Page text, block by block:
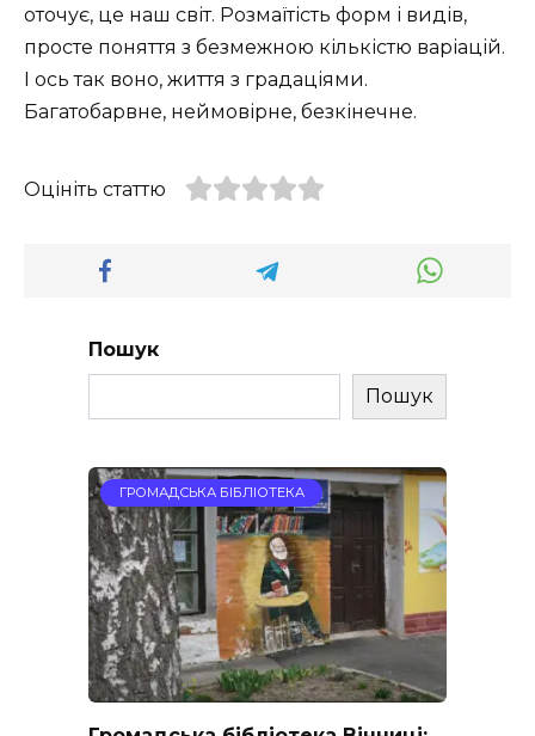
оточує, це наш світ. Розмаїтість форм і видів,
просте поняття з безмежною кількістю варіацій.
І ось так воно, життя з градаціями.
Багатобарвне, неймовірне, безкінечне.
Оцініть статтю
Пошук
Пошук
ГРОМАДСЬКА БІБЛІОТЕКА